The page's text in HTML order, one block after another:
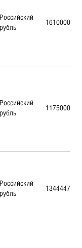
Российский
рубль
1610000
Российский
рубль
1175000
Российский
рубль
134444736